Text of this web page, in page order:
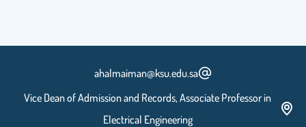
ahalmaiman@ksu.edu.sa
Vice Dean of Admission and Records, Associate
Electrical Engineering